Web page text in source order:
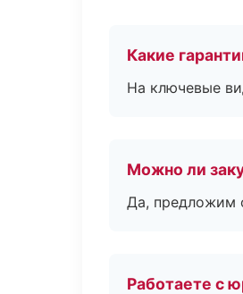
Какие
На ключевые
Можно ли
Да, предложим
Работаете с